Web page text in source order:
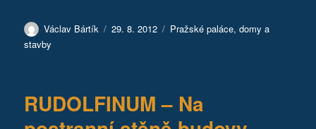
Autor:
Václav Bártík Publikováno:
29. 8. 2012 Rubriky:
Pražské paláce, domy a
stavby
RUDOLFINUM – Na